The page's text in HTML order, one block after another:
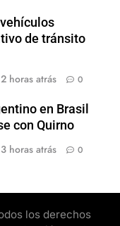
de tránsito
horas atrás 0
en Brasil
con Quirno
horas atrás 0
los derechos